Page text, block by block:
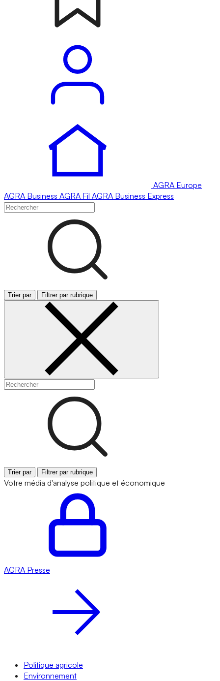
AGRA Europe
AGRA Business AGRA Fil AGRA Business Express
Trier par Filtrer par rubrique
Trier par Filtrer par rubrique
Votre média d'analyse politique et économique
AGRA Presse
Politique agricole
Environnement